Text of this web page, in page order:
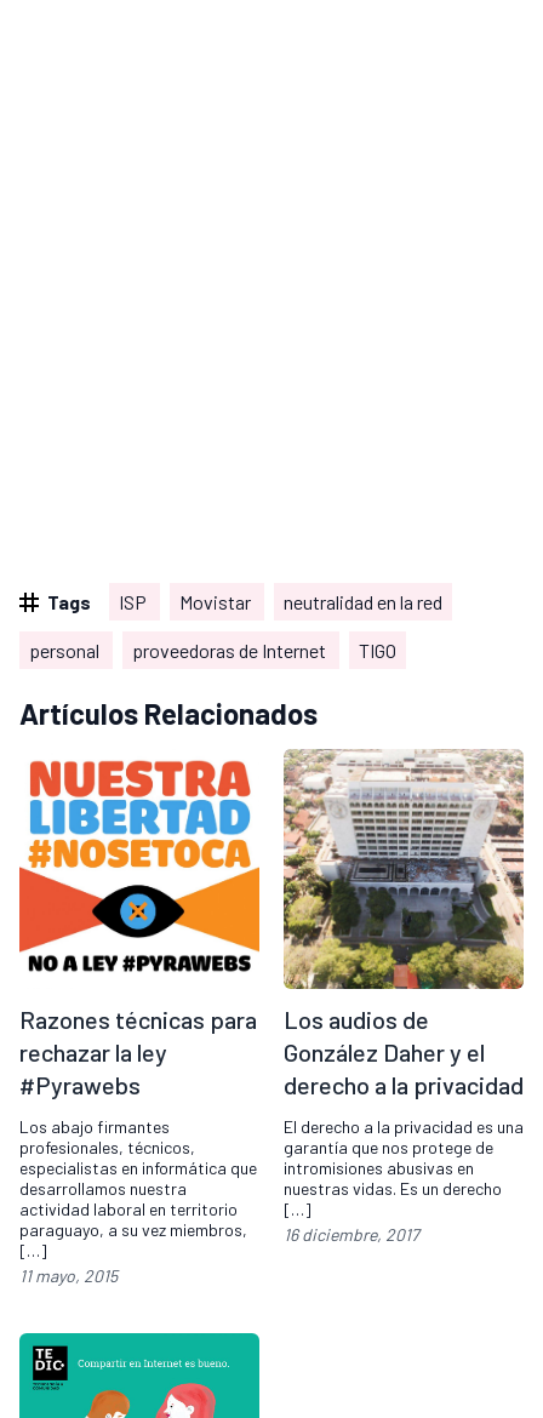
Tags ISP Movistar neutralidad en la red
personal proveedoras de Internet TIGO
Artículos Relacionados
Razones técnicas para
rechazar la ley
#Pyrawebs
Los abajo firmantes
profesionales, técnicos,
especialistas en informática que
desarrollamos nuestra
actividad laboral en territorio
paraguayo, a su vez miembros,
[…]
11 mayo, 2015
Los audios de
González Daher y el
derecho a la privacidad
El derecho a la privacidad es una
garantía que nos protege de
intromisiones abusivas en
nuestras vidas. Es un derecho
[…]
16 diciembre, 2017